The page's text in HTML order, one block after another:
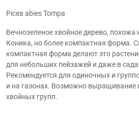
Picea abies Tompa
Вечнозеленое хвойное дерево, похожа
Коника, но более компактная форма.
компактная форма делают это
для небольших пейзажей и даже в
Рекомендуется для одиночных и
и на газонах. Возможно выращивание
хвойных групп.